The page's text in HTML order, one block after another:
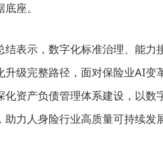
座。
结表示，数字化标准治理、能力
升级完整路径，面对保险业AI变
化资产负债管理体系建设，以
助力人身险行业高质量可持续发